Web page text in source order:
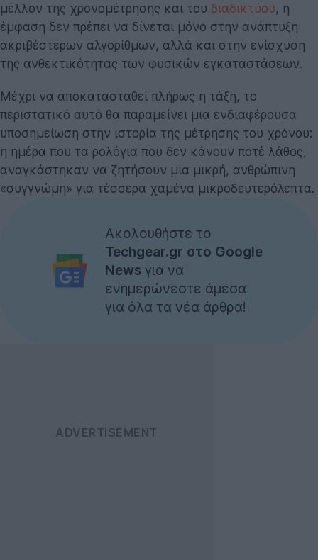
μέλλον της χρονομέτρησης και του διαδικτύου, η
έμφαση δεν πρέπει να δίνεται μόνο στην ανάπτυξη
ακριβέστερων αλγορίθμων, αλλά και στην ενίσχυση
της ανθεκτικότητας των φυσικών εγκαταστάσεων.
Μέχρι να αποκατασταθεί πλήρως η τάξη, το
περιστατικό αυτό θα παραμείνει μια ενδιαφέρουσα
υποσημείωση στην ιστορία της μέτρησης του χρόνου:
η ημέρα που τα ρολόγια που δεν κάνουν ποτέ λάθος,
αναγκάστηκαν να ζητήσουν μια μικρή, ανθρώπινη
«συγγνώμη» για τέσσερα χαμένα μικροδευτερόλεπτα.
Ακολουθήστε το
Techgear.gr στο Google
News για να
ενημερώνεστε άμεσα
για όλα τα νέα άρθρα!